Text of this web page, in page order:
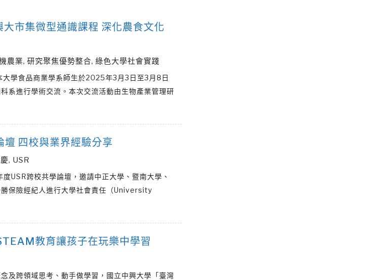
市集微型通識課程 深化農食文化
農業, 研究聚焦優勢整合, 綠色大學社會實踐
大學食品商業學系師生於2025年3月3日至3月8日
系進行學術交流。本次交流活動由生物產業管理研
壇 四校與業界經驗分享
, USR
USR跨校共學論壇，邀請中正大學、暨南大學、
保險經紀人進行大學社會責任（University
教育讓孩子在玩樂中學習
及跨領域思考、動手做學習，國立中興大學「臺灣